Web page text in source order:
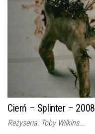
Cierń – Splinter – 2008
Reżyseria: Toby Wilkins...